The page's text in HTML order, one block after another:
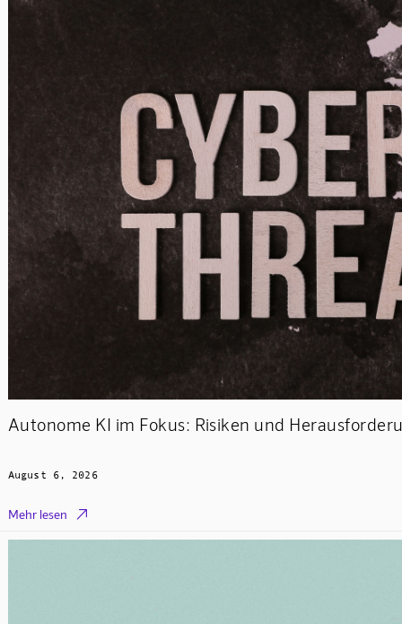
Autonome KI im Fokus: Risiken und
August 6, 2026
Mehr lesen 